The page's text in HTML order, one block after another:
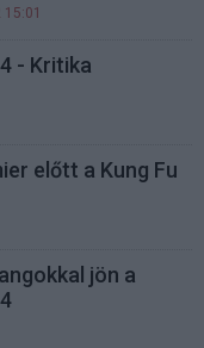
15:01
- Kritika
előtt a Kung Fu
jön a